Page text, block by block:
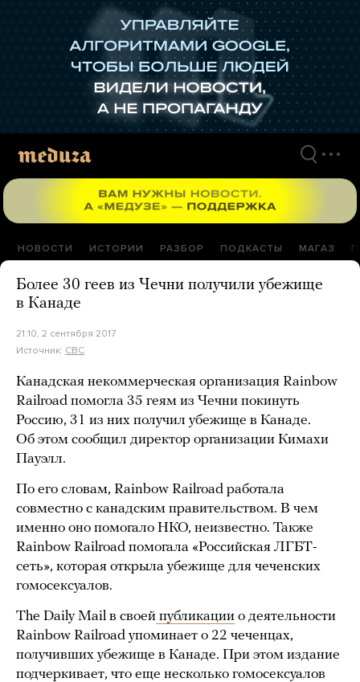
НОВОСТИ ИСТОРИИ РАЗБОР ПОДКАСТЫ МАГАЗ
Более 30 геев из Чечни получили убежище
в Канаде
21:10, 2 сентября 2017
Источник: CBC
Канадская некоммерческая организация Rainbow
Railroad помогла 35 геям из Чечни покинуть
Россию, 31 из них получил убежище в Канаде.
Об этом сообщил директор организации Кимахи
Пауэлл.
По его словам, Rainbow Railroad работала
совместно с канадским правительством. В чем
именно оно помогало НКО, неизвестно. Также
Rainbow Railroad помогала «Российская ЛГБТ-
сеть», которая открыла убежище для чеченских
гомосексуалов.
The Daily Mail в своей публикации о деятельности
Rainbow Railroad упоминает о 22 чеченцах,
получивших убежище в Канаде. При этом издание
подчеркивает, что еще несколько гомосексуалов